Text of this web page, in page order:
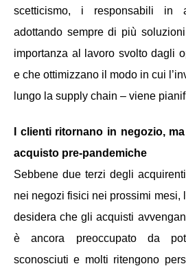
scetticismo, i responsabili in
adottando sempre di più
importanza al lavoro svolto dagli
e che ottimizzano il modo in cui
lungo la supply chain – viene
I clienti ritornano in negozio,
acquisto pre-pandemiche
Sebbene due terzi degli
nei negozi fisici nei prossimi mesi,
desidera che gli acquisti
è ancora preoccupato da
sconosciuti e molti ritengono